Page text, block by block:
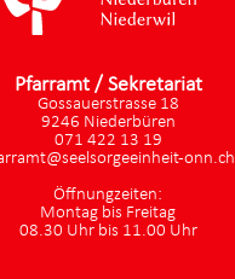
Pfarramt / Sekretariat
Gossauerstrasse 18
9246 Niederbüren
071 422 13 19
onn.ch
Öffnungzeiten:
Montag bis Freitag
08.30 Uhr bis 11.00 Uhr